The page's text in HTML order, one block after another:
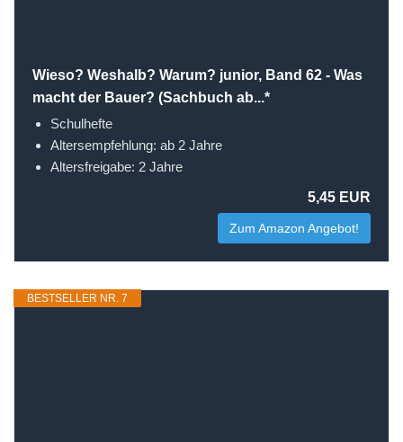
Wieso? Weshalb? Warum? junior, Band 62 - Was
macht der Bauer? (Sachbuch ab...*
Schulhefte
Altersempfehlung: ab 2 Jahre
Altersfreigabe: 2 Jahre
5,45 EUR
Zum Amazon Angebot!
BESTSELLER NR. 7